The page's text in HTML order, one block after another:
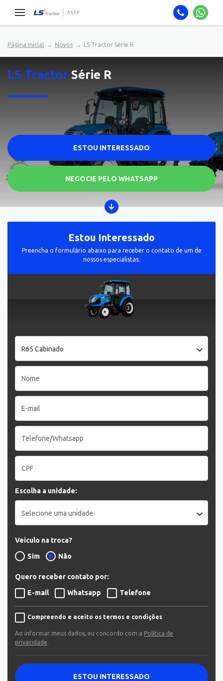
Página Inicial Novos LS Tractor Série R
LS Tractor Série R
ESTOU INTERESSADO
NEGOCIE PELO WHATSAPP
Estou Interessado
Preencha o formulário abaixo para receber o contato de um de
nossos especialistas:
R65 Cabinado
Escolha a unidade:
Selecione uma unidade
Veículo na troca?
Sim
Não
Quero receber contato por:
E-mail
Whatsapp Telefone
Compreendo e aceito os termos e condições
Ao informar meus dados, eu concordo com a Política de
privacidade
ESTOU INTERESSADO